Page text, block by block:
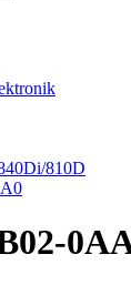
810D